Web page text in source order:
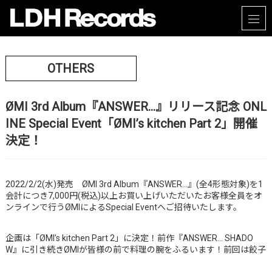
OTHERS
ØMI 3rd Album『ANSWER…』リリース記念 ONL
INE Special Event「ØMI’s kitchen Part 2」開催
決定！
2022/2/2(水)発売 ØMI 3rd Album『ANSWER…』(全4形態対象)を1
会計につき7,000円(税込)以上お買い上げいただいたお客様全員をオ
ンラインで行うØMIによるSpecial Eventへご招待いたします。
企画は「ØMI’s kitchen Part 2」に決定！前作『ANSWER… SHADO
W』に引き続きØMIが皆様の前で料理の腕をふるいます！前回は餃子